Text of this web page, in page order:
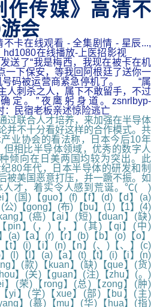
作传媒》高清不
会
不卡在线观看 - 全集剧情 - 星辰...,
_hd1080在线播放-上医招影视_
送了“我是梅西，我现在被卡在机
一下保安，等我回阿根廷了送你一
号码被运营商紧急停机了。 “属
人刺杀之人，属下不敢留手，不过
定。”夜鹰躬身道。zsnrlbyp-
：民宿老板亲述惊险逃亡
联合人才培养，来加强在半导体
并不十分看好这样的合作模式。共
业协会的看法称，日本今后10年
相比半导体领域，优秀的数字人
倾向在日美两国均较为突出。此
80年代，日本半导体的研发和制
被美国恶意打压，并一蹶不振。如
人才，着实令人感到荒诞。℃( )
国)【guo】(f)【f】(d)【d】(a)
公)【gong】(布)【bu】(1)【1】(4)
】(癌)【ai】(短)【duan】(缺)
pin】(，)【，】(其)【qi】(中)
(a)【a】(r)【r】(b)【b】(o)【o】
t】(i)【i】(n)【n】(、)【、】(c)
(l)【l】(a)【a】(t)【t】(i)【i】(n)
】(款)【kuan】(缺)【que】(货)
】(关)【guan】(注)【zhu】(。)
】(荣)【rong】(总)【zong】(肿)
yi】(学)【xue】(部)【bu】(主)
】(慕)【mu】(华)【hua】(指)